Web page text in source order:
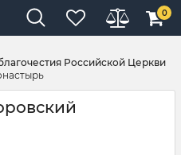
0
Российской Церкви